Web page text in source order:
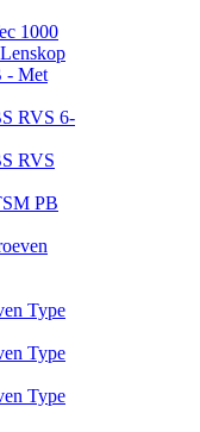
1000
- Met
RVS 6-
RVS
PB
Type
Type
Type